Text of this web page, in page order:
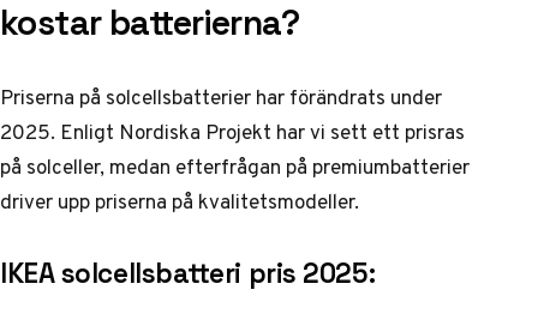
kostar batterierna?
Priserna på solcellsbatterier har förändrats under
2025. Enligt Nordiska Projekt har vi sett ett prisras
på solceller, medan efterfrågan på premiumbatterier
driver upp priserna på kvalitetsmodeller.
IKEA solcellsbatteri pris 2025: